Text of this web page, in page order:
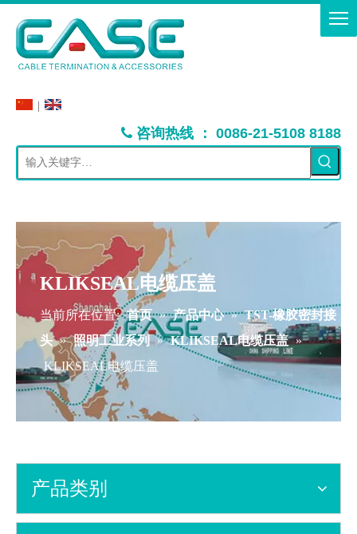
 咨询热线 ： 0086-21-5108 8188
KLIKSEAL电缆压盖
当前所在位置: 首页 » 产品中心 » TST-橡胶密封接
头 » 照明工业系列 » KLIKSEAL电缆压盖 »
KLIKSEAL电缆压盖
产品类别